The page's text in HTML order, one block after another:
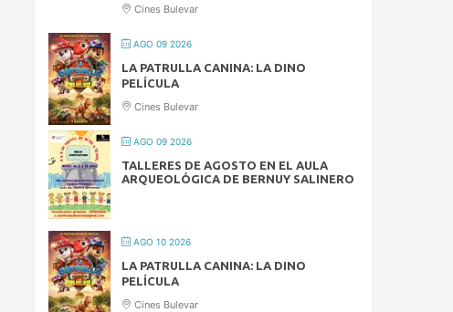
Cines Bulevar
AGO 09 2026
LA PATRULLA CANINA: LA DINO
PELÍCULA
Cines Bulevar
AGO 09 2026
TALLERES DE AGOSTO EN EL AULA
ARQUEOLÓGICA DE BERNUY SALINERO
AGO 10 2026
LA PATRULLA CANINA: LA DINO
PELÍCULA
Cines Bulevar